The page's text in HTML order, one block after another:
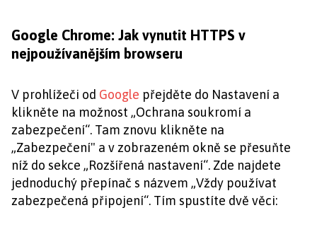
Google Chrome: Jak vynutit HTTPS v
nejpoužívanějším browseru
V prohlížeči od Google přejděte do Nastavení a
klikněte na možnost „Ochrana soukromí a
zabezpečení“. Tam znovu klikněte na
„Zabezpečení" a v zobrazeném okně se přesuňte
níž do sekce „Rozšířená nastavení“. Zde najdete
jednoduchý přepínač s názvem „Vždy používat
zabezpečená připojení“. Tím spustíte dvě věci: